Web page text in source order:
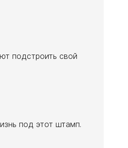
подстроить свой
под этот штамп.